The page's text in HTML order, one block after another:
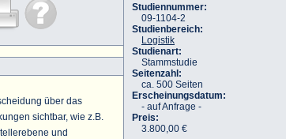
PAP-Clipping
Mitarbeiterbefragung
Marktforschungsmanagement
Studiennummer:
09-1104-2
Studienbereich:
Logistik
Studienart:
Stammstudie
Seitenzahl:
ca. 500 Seiten
Erscheinungsdatum:
- auf Anfrage -
Preis:
3.800,00 €
über das
sichtbar, wie z.B.
und